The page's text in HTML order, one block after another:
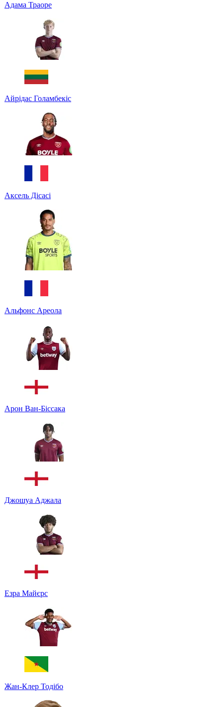
Адама Траоре
Айрідас Голамбекіс
Аксель Дісасі
Альфонс Ареола
Арон Ван-Біссака
Джошуа Аджала
Езра Майєрс
Жан-Клер Тодібо